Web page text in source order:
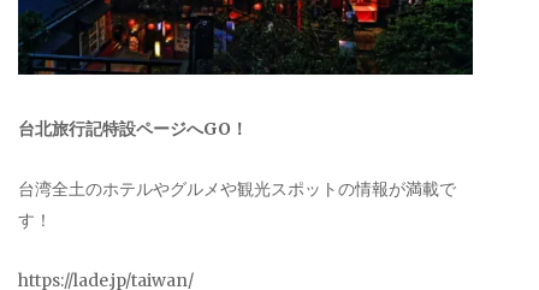
台北旅行記特設ページへGO！
台湾全土のホテルやグルメや観光スポットの情報が満載で
す！
https://lade.jp/taiwan/